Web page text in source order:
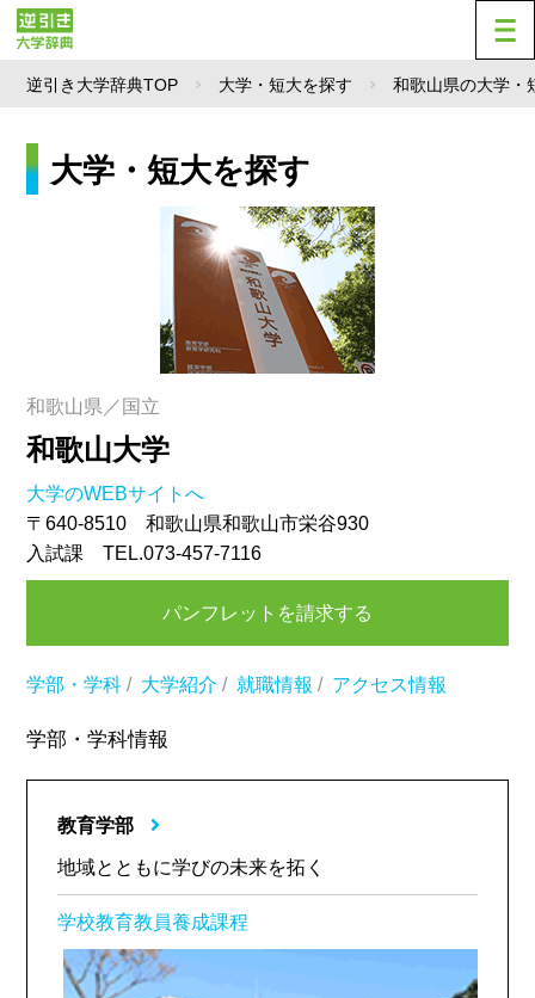
逆引き大学辞典TOP 大学・短大を探す 和歌山県の大学・
大学・短大を探す
和歌山県／国立
和歌山大学
大学のWEBサイトへ
〒640-8510 和歌山県和歌山市栄谷930
入試課 TEL.073-457-7116
パンフレットを請求する
学部・学科 / 大学紹介 / 就職情報 / アクセス情報
学部・学科情報
教育学部
地域とともに学びの未来を拓く
学校教育教員養成課程